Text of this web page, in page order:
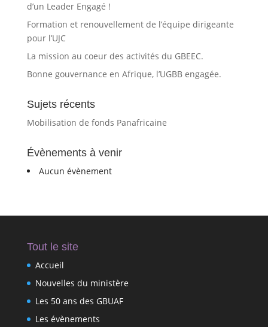
d’un Leader Engagé !
Formation et renouvellement de l’équipe dirigeante
pour l’UJC
La mission au coeur des activités du GBEEC.
Bonne gouvernance en Afrique, l’UGBB engagée.
Sujets récents
Mobilisation de fonds Panafricaine
Évènements à venir
Aucun évènement
Tout le site
Accueil
Nouvelles du ministère
Les 50 ans des GBUAF
Les évènements